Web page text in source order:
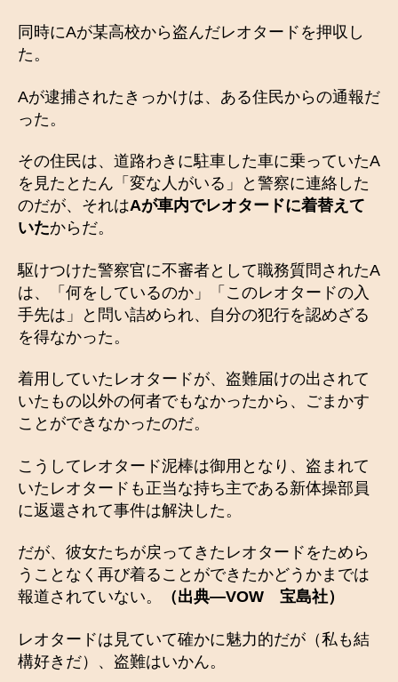
同時にAが某高校から盗んだレオタードを押収し
た。
Aが逮捕されたきっかけは、ある住民からの通報だ
った。
その住民は、道路わきに駐車した車に乗っていたA
を見たとたん「変な人がいる」と警察に連絡した
のだが、それはAが車内でレオタードに着替えて
いたからだ。
駆けつけた警察官に不審者として職務質問されたA
は、「何をしているのか」「このレオタードの入
手先は」と問い詰められ、自分の犯行を認めざる
を得なかった。
着用していたレオタードが、盗難届けの出されて
いたもの以外の何者でもなかったから、ごまかす
ことができなかったのだ。
こうしてレオタード泥棒は御用となり、盗まれて
いたレオタードも正当な持ち主である新体操部員
に返還されて事件は解決した。
だが、彼女たちが戻ってきたレオタードをためら
うことなく再び着ることができたかどうかまでは
報道されていない。
（出典―VOW 宝島社）
レオタードは見ていて確かに魅力的だが（私も結
構好きだ）、盗難はいかん。